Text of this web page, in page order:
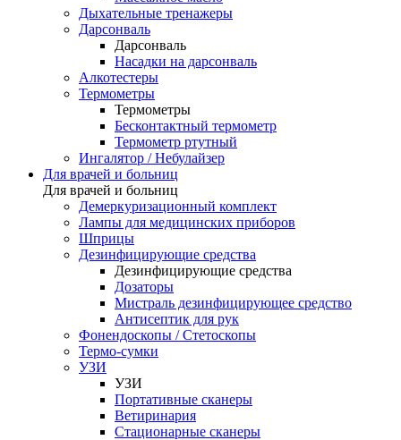
Дыхательные тренажеры
Дарсонваль
Дарсонваль
Насадки на дарсонваль
Алкотестеры
Термометры
Термометры
Бесконтактный термометр
Термометр ртутный
Ингалятор / Небулайзер
Для врачей и больниц
Для врачей и больниц
Демеркуризационный комплект
Лампы для медицинских приборов
Шприцы
Дезинфицирующие средства
Дезинфицирующие средства
Дозаторы
Мистраль дезинфицирующее средство
Антисептик для рук
Фонендоскопы / Стетоскопы
Термо-сумки
УЗИ
УЗИ
Портативные сканеры
Ветиринария
Стационарные сканеры